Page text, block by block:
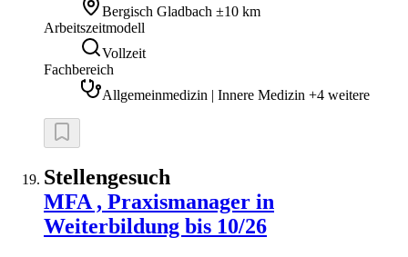
Bergisch Gladbach ±10 km
Arbeitszeitmodell
Vollzeit
Fachbereich
Allgemeinmedizin | Innere Medizin +4 weitere
Stellengesuch
MFA , Praxismanager in
Weiterbildung bis 10/26